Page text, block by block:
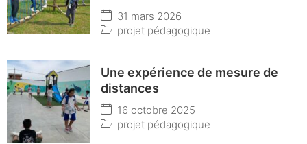
31 mars 2026
projet pédagogique
Une expérience de mesure de
distances
16 octobre 2025
projet pédagogique